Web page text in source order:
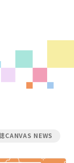
CANVAS NEWS